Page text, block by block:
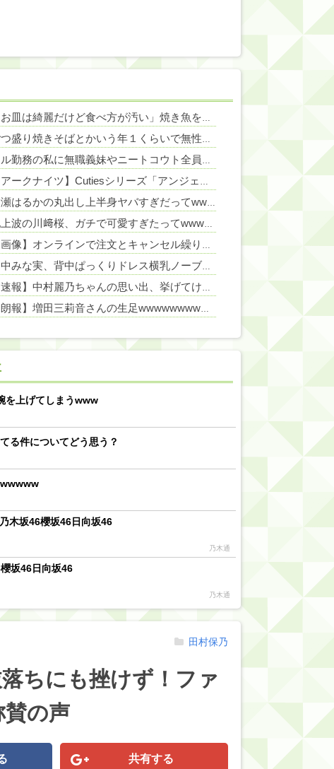
NEW!
NEW!
NEW!
「お皿は綺麗だけど食べ方が汚い」焼き魚を食べた知人の信じられない所作…両手で1本ずつ箸を持ち、骨や手をしゃぶり、口から出した骨をテーブルに並べる・・・
ごつ盛り焼きそばとかいう年１くらいで無性に食いたくなるやつｗｗｗｗｗｗｗｗ
フル勤務の私に無職義妹やニートコウト全員分の家事を押し付ける義家族！早朝4時起き生活に限界。ついに言い放った「強烈なド直球正論」に義一族阿鼻叫喚ｗｗ←怠け者どもに正論のナイフをグサリ
【アークナイツ】Cutiesシリーズ「アンジェリーナ」「テキーラ」デフォルメフィギュア【予約開始】
綾瀬はるかの丸出し上半身ヤバすぎだってwwwwwww
地上波の川﨑桜、ガチで可愛すぎたってwwwwww
【画像】オンラインで注文とキャンセル繰り返し総額43億円被害32歳の美女を逮捕
田中みな実、背中ぱっくりドレス横乳ノーブラお●ぱい！スリット内腿
【速報】中村麗乃ちゃんの思い出、挙げてけwwwwwwwwwww
【朗報】増田三莉音さんの生足wwwwwwwwwwww
乃木坂46『オリコン上半期SG1位獲得!!』←もうこれ今が全盛期だろwwwwww
by livedoor 相互RSS
を上げてしまうwww
る件についてどう思う？
wwwww
木坂46櫻坂46日向坂46
乃木通
坂46日向坂46
乃木通
ちにも挫けず！ファ
の声
田村保乃
共有する